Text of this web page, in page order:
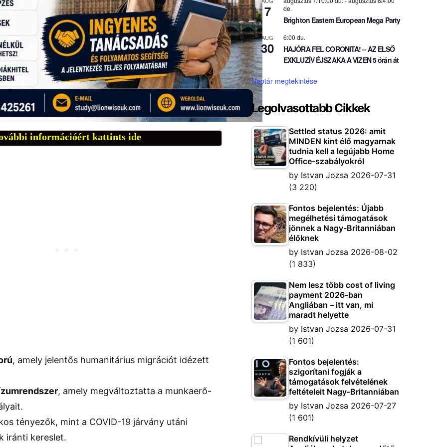
információért kattints ide
, amely jelentős humanitárius migrációt idézett
, amely megváltoztatta a munkaerő-
tényezők, mint a COVID-19 járvány utáni
iránti kereslet.
7
de.
Brighton Eastern European Mega Party
AUG
30
6:00 du.
HAJÓRA FEL CORONITA! – AZ ELSŐ
EXKLUZÍV ÉJSZAKA A VIZEN 5 órán át
Naptár megtekintése
Legolvasottabb Cikkek
Settled status 2026: amit
MINDEN kint élő magyarnak
tudnia kell a legújabb Home
Office-szabályokról
by Istvan Jozsa 2026-07-31
(3 220)
Fontos bejelentés: Újabb
megélhetési támogatások
jönnek a Nagy-Britanniában
élőknek
by Istvan Jozsa 2026-08-02
(1 833)
Nem lesz több cost of living
payment 2026-ban
Angliában – itt van, mi
maradt helyette
by Istvan Jozsa 2026-07-31
(1 601)
Fontos bejelentés:
szigorítani fogják a
támogatások felvételének
feltételeit Nagy-Britanniában
by Istvan Jozsa 2026-07-27
(1 601)
Rendkívüli helyzet